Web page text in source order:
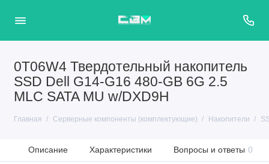
0T06W4 Твердотельный накопитель
SSD Dell G14-G16 480-GB 6G 2.5
MLC SATA MU w/DXD9H
Главная Серверные компоненты (комплектующие) Накопители
Описание Характеристики Вопросы и ответы 0